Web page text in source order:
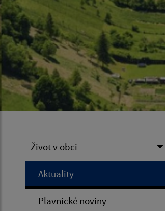
Život v obci
Aktuality
Plavnické noviny